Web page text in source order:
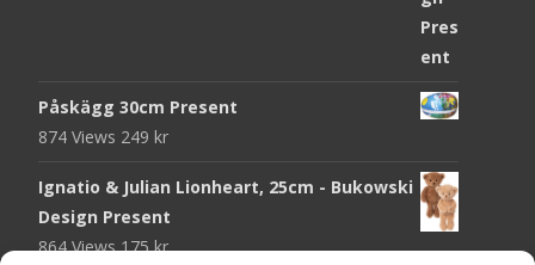
Påskägg 30cm Present
874 Views 249 kr
Ignatio & Julian Lionheart, 25cm - Bukowski
Design Present
864 Views175kr